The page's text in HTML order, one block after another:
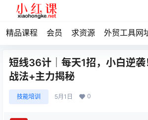
精品课程 会员 求资源 外贸工具网
短线36计｜每天1招，小白逆
战法+主力揭秘
技能培训 5月1日 0